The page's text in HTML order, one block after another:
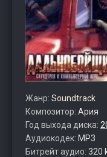
Жанр: Soundtrack
Композитор: Ария
Год выхода диска:
Аудиокодек: MP3
Битрейт аудио: 320